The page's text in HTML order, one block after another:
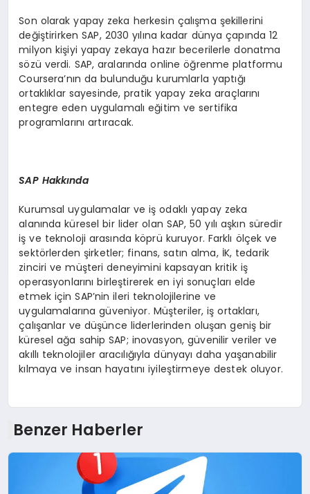
Son olarak yapay zeka herkesin çalışma şekillerini
değiştirirken SAP, 2030 yılına kadar dünya çapında 12
milyon kişiyi yapay zekaya hazır becerilerle donatma
sözü verdi. SAP, aralarında online öğrenme platformu
Coursera’nın da bulunduğu kurumlarla yaptığı
ortaklıklar sayesinde, pratik yapay zeka araçlarını
entegre eden uygulamalı eğitim ve sertifika
programlarını artıracak.
SAP Hakkında
Kurumsal uygulamalar ve iş odaklı yapay zeka
alanında küresel bir lider olan SAP, 50 yılı aşkın süredir
iş ve teknoloji arasında köprü kuruyor. Farklı ölçek ve
sektörlerden şirketler; finans, satın alma, İK, tedarik
zinciri ve müşteri deneyimini kapsayan kritik iş
operasyonlarını birleştirerek en iyi sonuçları elde
etmek için SAP’nin ileri teknolojilerine ve
uygulamalarına güveniyor. Müşteriler, iş ortakları,
çalışanlar ve düşünce liderlerinden oluşan geniş bir
küresel ağa sahip SAP; inovasyon, güvenilir veriler ve
akıllı teknolojiler aracılığıyla dünyayı daha yaşanabilir
kılmaya ve insan hayatını iyileştirmeye destek oluyor.
Benzer Haberler